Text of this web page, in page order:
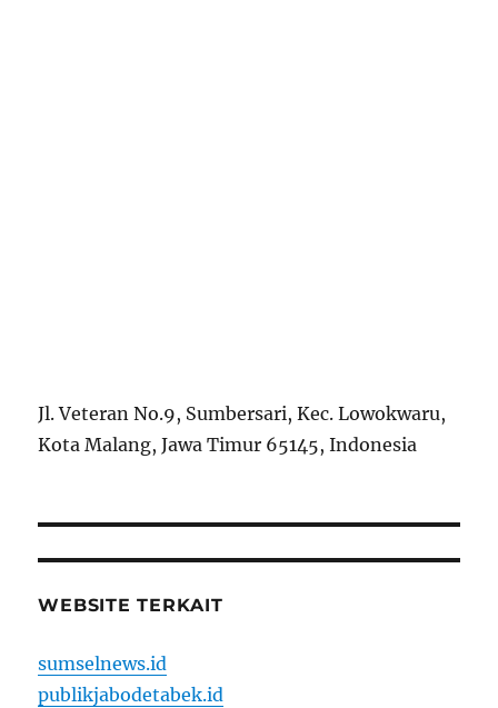
Jl. Veteran No.9, Sumbersari, Kec. Lowokwaru,
Kota Malang, Jawa Timur 65145, Indonesia
WEBSITE TERKAIT
sumselnews.id
publikjabodetabek.id